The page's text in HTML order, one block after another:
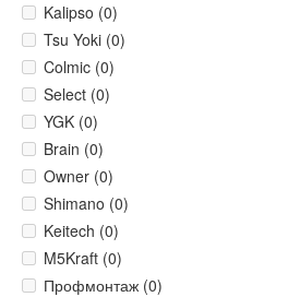
Kalipso (0)
Tsu Yoki (0)
Colmic (0)
Select (0)
YGK (0)
Brain (0)
Owner (0)
Shimano (0)
Keitech (0)
M5Kraft (0)
Профмонтаж (0)